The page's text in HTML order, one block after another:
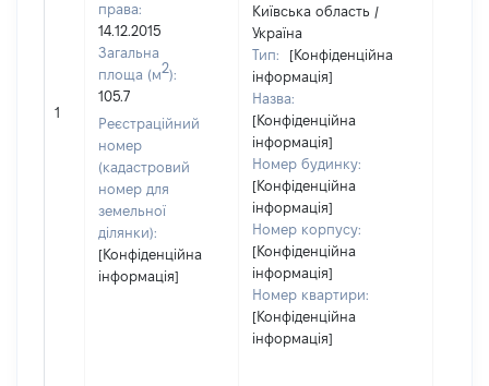
1
права:
14.12.2015
Загальна
площа (м2):
105.7
Реєстраційний
номер
(кадастровий
номер для
земельної
ділянки):
[Конфіденційна
інформація]
Київська область /
Україна
Тип:
[Конфіденційна
інформація]
Назва:
[Конфіденційна
інформація]
Номер будинку:
[Конфіденційна
інформація]
Номер корпусу:
[Конфіденційна
інформація]
Номер квартири:
[Конфіденційна
інформація]